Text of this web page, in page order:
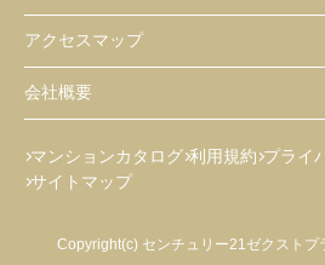
アクセスマップ
会社概要
マンションカタログ 利用規約 プライ
サイトマップ
Copyright(c) センチュリー21ゼクスト